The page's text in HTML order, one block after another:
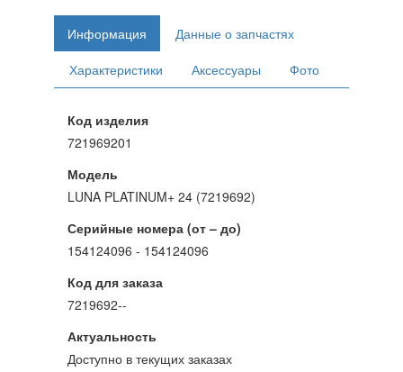
Информация
Данные о запчастях
Характеристики
Аксессуары Фото
Код изделия
721969201
Модель
LUNA PLATINUM+ 24 (7219692)
Серийные номера (от – до)
154124096 - 154124096
Код для заказа
7219692--
Актуальность
Доступно в текущих заказах